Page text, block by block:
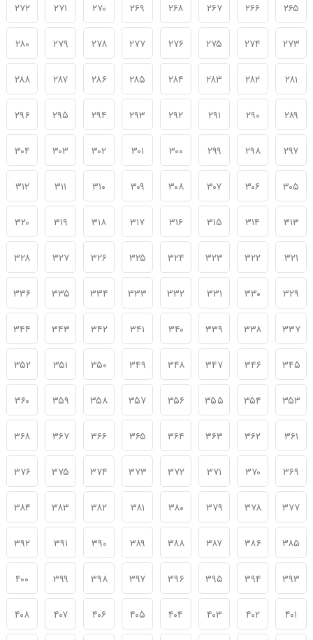
۲۶۵ ۲۶۶ ۲۶۷ ۲۶۸ ۲۶۹ ۲۷۰ ۲۷۱ ۲۷۲
۲۷۳ ۲۷۴ ۲۷۵ ۲۷۶ ۲۷۷ ۲۷۸ ۲۷۹ ۲۸۰
۲۸۱ ۲۸۲ ۲۸۳ ۲۸۴ ۲۸۵ ۲۸۶ ۲۸۷ ۲۸۸
۲۸۹ ۲۹۰ ۲۹۱ ۲۹۲ ۲۹۳ ۲۹۴ ۲۹۵ ۲۹۶
۲۹۷ ۲۹۸ ۲۹۹ ۳۰۰ ۳۰۱ ۳۰۲ ۳۰۳ ۳۰۴
۳۰۵ ۳۰۶ ۳۰۷ ۳۰۸ ۳۰۹ ۳۱۰ ۳۱۱ ۳۱۲
۳۱۳ ۳۱۴ ۳۱۵ ۳۱۶ ۳۱۷ ۳۱۸ ۳۱۹ ۳۲۰
۳۲۱ ۳۲۲ ۳۲۳ ۳۲۴ ۳۲۵ ۳۲۶ ۳۲۷ ۳۲۸
۳۲۹ ۳۳۰ ۳۳۱ ۳۳۲ ۳۳۳ ۳۳۴ ۳۳۵ ۳۳۶
۳۳۷ ۳۳۸ ۳۳۹ ۳۴۰ ۳۴۱ ۳۴۲ ۳۴۳ ۳۴۴
۳۴۵ ۳۴۶ ۳۴۷ ۳۴۸ ۳۴۹ ۳۵۰ ۳۵۱ ۳۵۲
۳۵۳ ۳۵۴ ۳۵۵ ۳۵۶ ۳۵۷ ۳۵۸ ۳۵۹ ۳۶۰
۳۶۱ ۳۶۲ ۳۶۳ ۳۶۴ ۳۶۵ ۳۶۶ ۳۶۷ ۳۶۸
۳۶۹ ۳۷۰ ۳۷۱ ۳۷۲ ۳۷۳ ۳۷۴ ۳۷۵ ۳۷۶
۳۷۷ ۳۷۸ ۳۷۹ ۳۸۰ ۳۸۱ ۳۸۲ ۳۸۳ ۳۸۴
۳۸۵ ۳۸۶ ۳۸۷ ۳۸۸ ۳۸۹ ۳۹۰ ۳۹۱ ۳۹۲
۳۹۳ ۳۹۴ ۳۹۵ ۳۹۶ ۳۹۷ ۳۹۸ ۳۹۹ ۴۰۰
۴۰۱ ۴۰۲ ۴۰۳ ۴۰۴ ۴۰۵ ۴۰۶ ۴۰۷ ۴۰۸